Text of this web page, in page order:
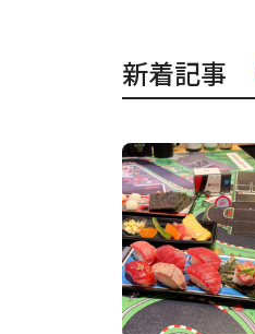
新着記事